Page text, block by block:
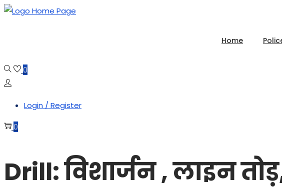
Skip
Skip
Home
0
Login / Register
0
Drill: विशार्जन , लाइन